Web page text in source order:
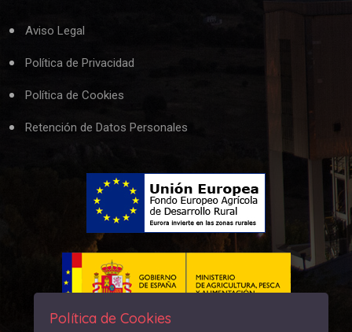
Aviso Legal
Política de Privacidad
Política de Cookies
Retención de Datos Personales
Política de Cookies